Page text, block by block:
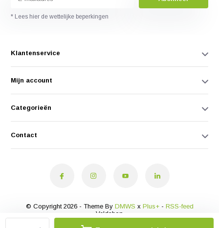
* Lees hier de wettelijke beperkingen
Klantenservice
Mijn account
Categorieën
Contact
© Copyright 2026 - Theme By DMWS x Plus+- RSS-feed
Veldshop